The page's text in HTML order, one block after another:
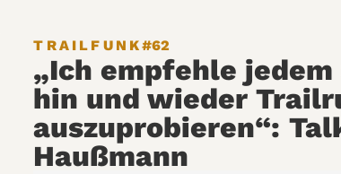
TRAILFUNK#62
„Ich empfehle
hin und wieder
auszuprobieren“:
Haußmann